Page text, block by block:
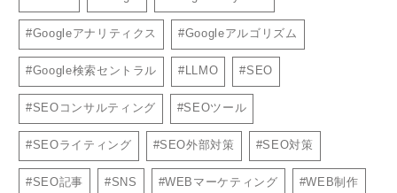
Googleアナリティクス Googleアルゴリズム
Google検索セントラル LLMO SEO
SEOコンサルティング SEOツール
SEOライティング SEO外部対策 SEO対策
SEO記事 SNS WEBマーケティング WEB制作